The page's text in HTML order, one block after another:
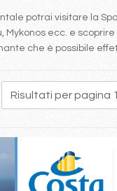
potrai visitare la
Mykonos ecc. e
che è possibile
51 52 53